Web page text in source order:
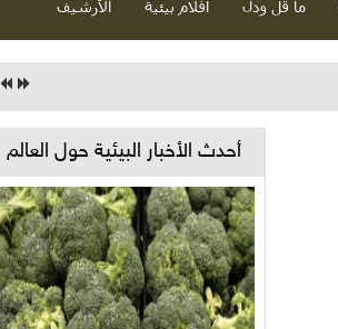
ما قل ودل أفلام بيئية الأرشيف
أحدث الأخبار البيئية حول العالم